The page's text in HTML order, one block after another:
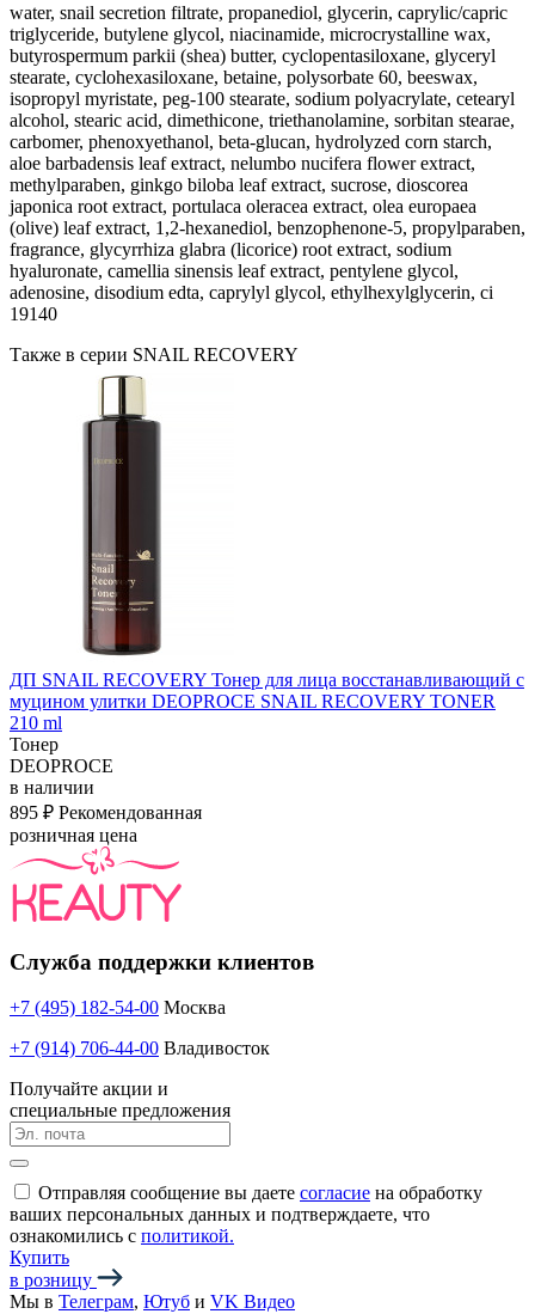
water, snail secretion filtrate, propanediol, glycerin, caprylic/capric
triglyceride, butylene glycol, niacinamide, microcrystalline wax,
butyrospermum parkii (shea) butter, cyclopentasiloxane, glyceryl
stearate, cyclohexasiloxane, betaine, polysorbate 60, beeswax,
isopropyl myristate, peg-100 stearate, sodium polyacrylate, cetearyl
alcohol, stearic acid, dimethicone, triethanolamine, sorbitan stearae,
carbomer, phenoxyethanol, beta-glucan, hydrolyzed corn starch,
aloe barbadensis leaf extract, nelumbo nucifera flower extract,
methylparaben, ginkgo biloba leaf extract, sucrose, dioscorea
japonica root extract, portulaca oleracea extract, olea europaea
(olive) leaf extract, 1,2-hexanediol, benzophenone-5, propylparaben,
fragrance, glycyrrhiza glabra (licorice) root extract, sodium
hyaluronate, camellia sinensis leaf extract, pentylene glycol,
adenosine, disodium edta, caprylyl glycol, ethylhexylglycerin, ci
19140
Также в серии SNAIL RECOVERY
ДП SNAIL RECOVERY Тонер для лица восстанавливающий с
муцином улитки DEOPROCE SNAIL RECOVERY TONER
210 ml
Тонер
DEOPROCE
в наличии
895 ₽ Рекомендованная
розничная цена
Служба поддержки клиентов
+7 (495) 182-54-00 Москва
+7 (914) 706-44-00 Владивосток
Получайте акции и
специальные предложения
Отправляя сообщение вы даете согласие на обработку
ваших персональных данных и подтверждаете, что
ознакомились с политикой.
Купить
в розницу
Мы в Телеграм, Ютуб и VK Видео